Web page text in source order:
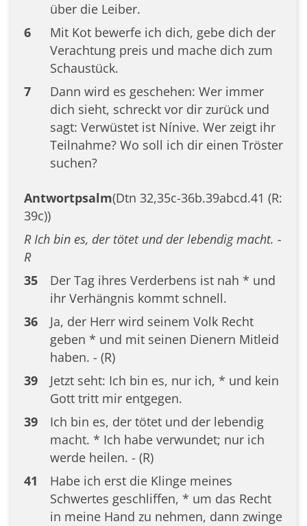
über die Leiber.
6
Mit Kot bewerfe ich dich, gebe dich der
Verachtung preis und mache dich zum
Schaustück.
7
Dann wird es geschehen: Wer immer
dich sieht, schreckt vor dir zurück und
sagt: Verwüstet ist Nínive. Wer zeigt ihr
Teilnahme? Wo soll ich dir einen Tröster
suchen?
Antwortpsalm(Dtn 32,35c-36b.39abcd.41 (R:
39c))
R Ich bin es, der tötet und der lebendig macht. -
R
35
Der Tag ihres Verderbens ist nah * und
ihr Verhängnis kommt schnell.
36
Ja, der Herr wird seinem Volk Recht
geben * und mit seinen Dienern Mitleid
haben. - (R)
39
Jetzt seht: Ich bin es, nur ich, * und kein
Gott tritt mir entgegen.
39
Ich bin es, der tötet und der lebendig
macht. * Ich habe verwundet; nur ich
werde heilen. - (R)
41
Habe ich erst die Klinge meines
Schwertes geschliffen, * um das Recht
in meine Hand zu nehmen, dann zwinge